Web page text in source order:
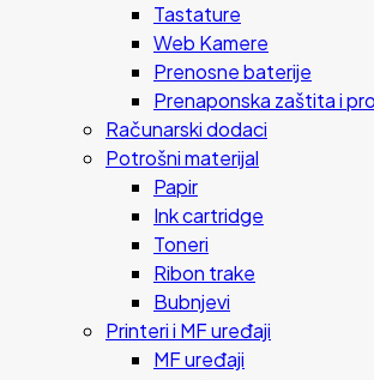
Tastature
Web Kamere
Prenosne baterije
Prenaponska zaštita i
Računarski dodaci
Potrošni materijal
Papir
Ink cartridge
Toneri
Ribon trake
Bubnjevi
Printeri i MF uređaji
MF uređaji